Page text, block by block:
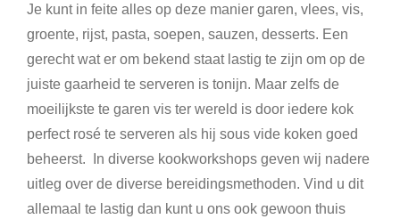
Je kunt in feite alles op deze manier garen, vlees, vis,
groente, rijst, pasta, soepen, sauzen, desserts. Een
gerecht wat er om bekend staat lastig te zijn om op de
juiste gaarheid te serveren is tonijn. Maar zelfs de
moeilijkste te garen vis ter wereld is door iedere kok
perfect rosé te serveren als hij sous vide koken goed
beheerst. In diverse kookworkshops geven wij nadere
uitleg over de diverse bereidingsmethoden. Vind u dit
allemaal te lastig dan kunt u ons ook gewoon thuis